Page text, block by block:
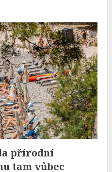
přírodní
tam vůbec